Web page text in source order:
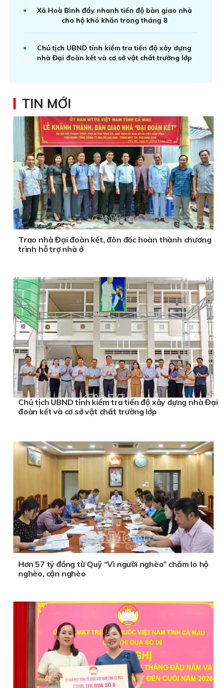
Xã Hoà Bình đẩy nhanh tiến độ bàn giao nhà
cho hộ khó khăn trong tháng 8
Chủ tịch UBND tỉnh kiểm tra tiến độ xây dựng
nhà Đại đoàn kết và cơ sở vật chất trường lớp
TIN MỚI
Trao nhà Đại đoàn kết, đôn đốc hoàn thành chương
trình hỗ trợ nhà ở
Chủ tịch UBND tỉnh kiểm tra tiến độ xây dựng nhà Đại
đoàn kết và cơ sở vật chất trường lớp
Hơn 57 tỷ đồng từ Quỹ “Vì người nghèo” chăm lo hộ
nghèo, cận nghèo